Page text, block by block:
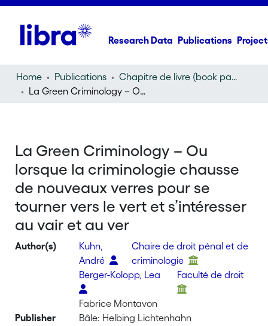
Research Data Publications
Home Publications
Chapitre de livre (book part)
La Green Criminology – Ou lorsque la criminologie chausse de nouveaux verres pour se tourner vers le vert et s’intéresser au vair et au ver
La Green Criminology – Ou
lorsque la criminologie chausse
de nouveaux verres pour se
tourner vers le vert et s’intéresser
au vair et au ver
Author(s)
Kuhn,
André
Chaire de droit pénal et de
criminologie
Berger-Kolopp, Lea
Faculté de droit
Fabrice Montavon
Publisher
Bâle: Helbing Lichtenhahn